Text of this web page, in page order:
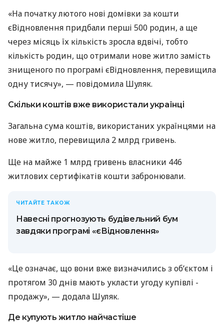
«На початку лютого нові домівки за кошти
єВідновлення придбали перші 500 родин, а ще
через місяць їх кількість зросла вдвічі, тобто
кількість родин, що отримали нове житло замість
знищеного по програмі єВідновлення, перевищила
одну тисячу», — повідомила Шуляк.
Скільки коштів вже використали українці
Загальна сума коштів, використаних українцями на
нове житло, перевищила 2 млрд гривень.
Ще на майже 1 млрд гривень власники 446
житлових сертифікатів кошти забронювали.
ЧИТАЙТЕ ТАКОЖ
Навесні прогнозують будівельний бум
завдяки програмі «єВідновлення»
«Це означає, що вони вже визначились з об‘єктом і
протягом 30 днів мають укласти угоду купівлі -
продажу», — додала Шуляк.
Де купують житло найчастіше